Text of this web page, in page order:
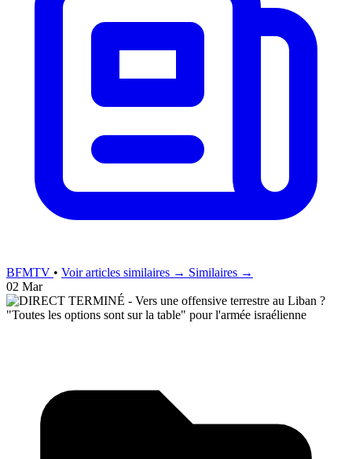
BFMTV • Voir articles similaires → Similaires →
02 Mar